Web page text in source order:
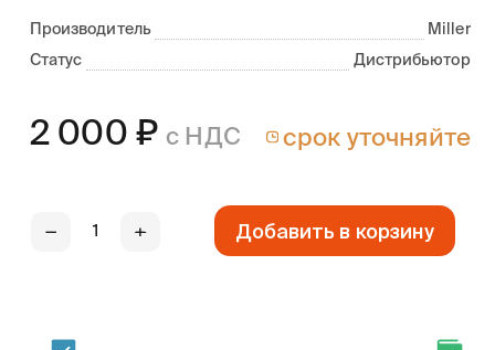
Производитель
Miller
Статус
Дистрибьютор
2 000 ₽ с НДС срок уточняйте
— + Добавить в корзину